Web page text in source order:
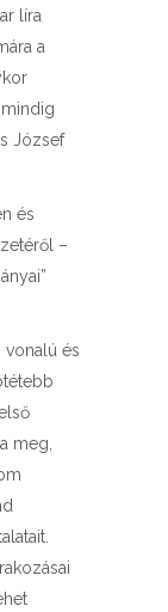
líra
a
József
és
–
vonalú és
meg,